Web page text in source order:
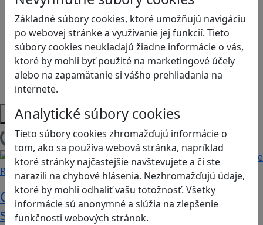
Základné súbory cookies, ktoré umožňujú navigáciu
po webovej stránke a využívanie jej funkcií. Tieto
súbory cookies neukladajú žiadne informácie o vás,
ktoré by mohli byť použité na marketingové účely
alebo na zapamätanie si vášho prehliadania na
internete.
Analytické súbory cookies
Tieto súbory cookies zhromažďujú informácie o
tom, ako sa používa webová stránka, napríklad
ktoré stránky najčastejšie navštevujete a či ste
narazili na chybové hlásenia. Nezhromažďujú údaje,
ktoré by mohli odhaliť vašu totožnosť. Všetky
informácie sú anonymné a slúžia na zlepšenie
funkčnosti webových stránok.
Logické myslenie
Ľudské práva a tolerancia
Motorika a koncentrácia
Programovanie/Technika
Sociálne zručnosti a kooperácia
Strategické myslenie
Zdravie a pohyb
Platformy
Načítam blogy
Recenzie
Otestujete a rozšírte svoje znalosti o
svete s hrou Erudite